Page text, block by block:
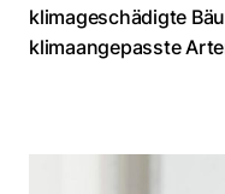
klimageschädigte
klimaangepasste